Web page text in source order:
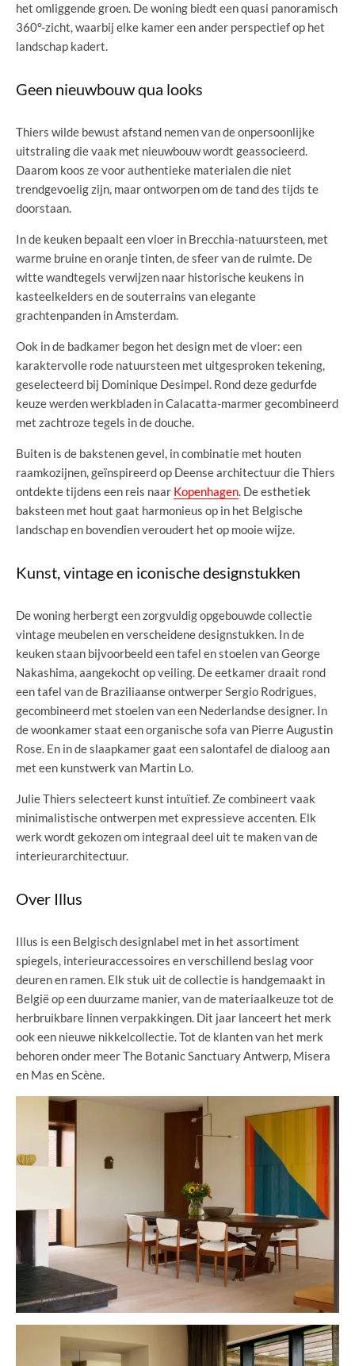
het omliggende groen. De woning biedt een quasi panoramisch
360°-zicht, waarbij elke kamer een ander perspectief op het
landschap kadert.
Geen nieuwbouw qua looks
Thiers wilde bewust afstand nemen van de onpersoonlijke
uitstraling die vaak met nieuwbouw wordt geassocieerd.
Daarom koos ze voor authentieke materialen die niet
trendgevoelig zijn, maar ontworpen om de tand des tijds te
doorstaan.
In de keuken bepaalt een vloer in Brecchia-natuursteen, met
warme bruine en oranje tinten, de sfeer van de ruimte. De
witte wandtegels verwijzen naar historische keukens in
kasteelkelders en de souterrains van elegante
grachtenpanden in Amsterdam.
Ook in de badkamer begon het design met de vloer: een
karaktervolle rode natuursteen met uitgesproken tekening,
geselecteerd bij Dominique Desimpel. Rond deze gedurfde
keuze werden werkbladen in Calacatta-marmer gecombineerd
met zachtroze tegels in de douche.
Buiten is de bakstenen gevel, in combinatie met houten
raamkozijnen, geïnspireerd op Deense architectuur die Thiers
ontdekte tijdens een reis naar Kopenhagen. De esthetiek
baksteen met hout gaat harmonieus op in het Belgische
landschap en bovendien veroudert het op mooie wijze.
Kunst, vintage en iconische designstukken
De woning herbergt een zorgvuldig opgebouwde collectie
vintage meubelen en verscheidene designstukken. In de
keuken staan bijvoorbeeld een tafel en stoelen van George
Nakashima, aangekocht op veiling. De eetkamer draait rond
een tafel van de Braziliaanse ontwerper Sergio Rodrigues,
gecombineerd met stoelen van een Nederlandse designer. In
de woonkamer staat een organische sofa van Pierre Augustin
Rose. En in de slaapkamer gaat een salontafel de dialoog aan
met een kunstwerk van Martin Lo.
Julie Thiers selecteert kunst intuïtief. Ze combineert vaak
minimalistische ontwerpen met expressieve accenten. Elk
werk wordt gekozen om integraal deel uit te maken van de
interieurarchitectuur.
Over Illus
Illus is een Belgisch designlabel met in het assortiment
spiegels, interieuraccessoires en verschillend beslag voor
deuren en ramen. Elk stuk uit de collectie is handgemaakt in
België op een duurzame manier, van de materiaalkeuze tot de
herbruikbare linnen verpakkingen. Dit jaar lanceert het merk
ook een nieuwe nikkelcollectie. Tot de klanten van het merk
behoren onder meer The Botanic Sanctuary Antwerp, Misera
en Mas en Scène.